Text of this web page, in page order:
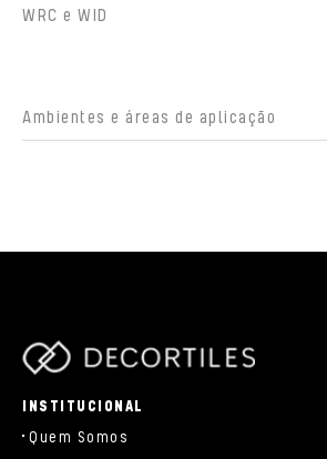
WRC e WID
Ambientes e áreas de aplicação
INSTITUCIONAL
Quem Somos